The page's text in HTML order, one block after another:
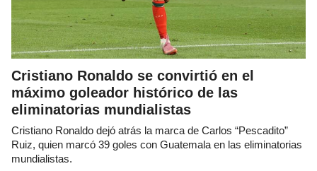
Cristiano Ronaldo se convirtió en el
máximo goleador histórico de las
eliminatorias mundialistas
Cristiano Ronaldo dejó atrás la marca de Carlos “Pescadito”
Ruiz, quien marcó 39 goles con Guatemala en las eliminatorias
mundialistas.